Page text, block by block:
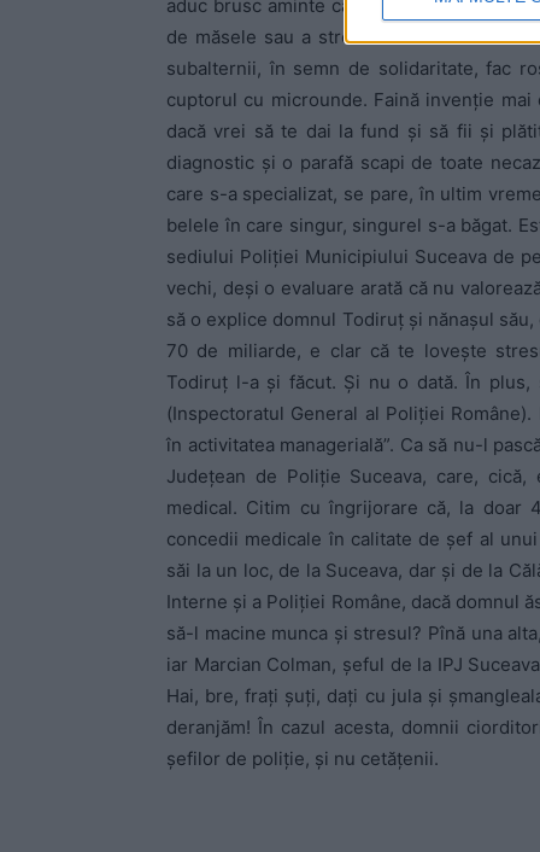
aduc brusc aminte că şi ei au prin
de măsele sau a stresului cauzat de
subalternii, în semn de solidaritate, fac
cuptorul cu microunde. Faină invenţie
dacă vrei să te dai la fund şi să fii şi
diagnostic şi o parafă scapi de toate
care s-a specializat, se pare, în ultim
belele în care singur, singurel s-a băgat.
sediului Poliţiei Municipiului Suceava de
vechi, deşi o evaluare arată că nu
să o explice domnul Todiruţ şi nănaşul
70 de miliarde, e clar că te loveşte
Todiruţ l-a şi făcut. Şi nu o dată. În plus,
(Inspectoratul General al Poliţiei
în activitatea managerială”. Ca să nu-l
Judeţean de Poliţie Suceava, care,
medical. Citim cu îngrijorare că, la doar
concedii medicale în calitate de şef al
săi la un loc, de la Suceava, dar şi de la
Interne şi a Poliţiei Române, dacă domnul
să-l macine munca şi stresul? Pînă una
iar Marcian Colman, şeful de la IPJ
Hai, bre, fraţi şuţi, daţi cu jula şi
deranjăm! În cazul acesta, domnii
şefilor de poliţie, şi nu cetăţenii.